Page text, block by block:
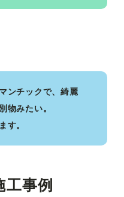
ンチックで、綺麗
物みたい。
す。
事例